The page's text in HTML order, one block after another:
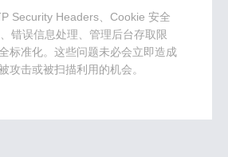
Security Headers、Cookie 安全
错误信息处理、管理后台存取限
标准化。这些问题未必会立即造成
攻击或被扫描利用的机会。